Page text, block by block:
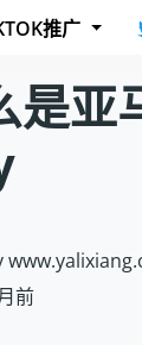
推广
是
前